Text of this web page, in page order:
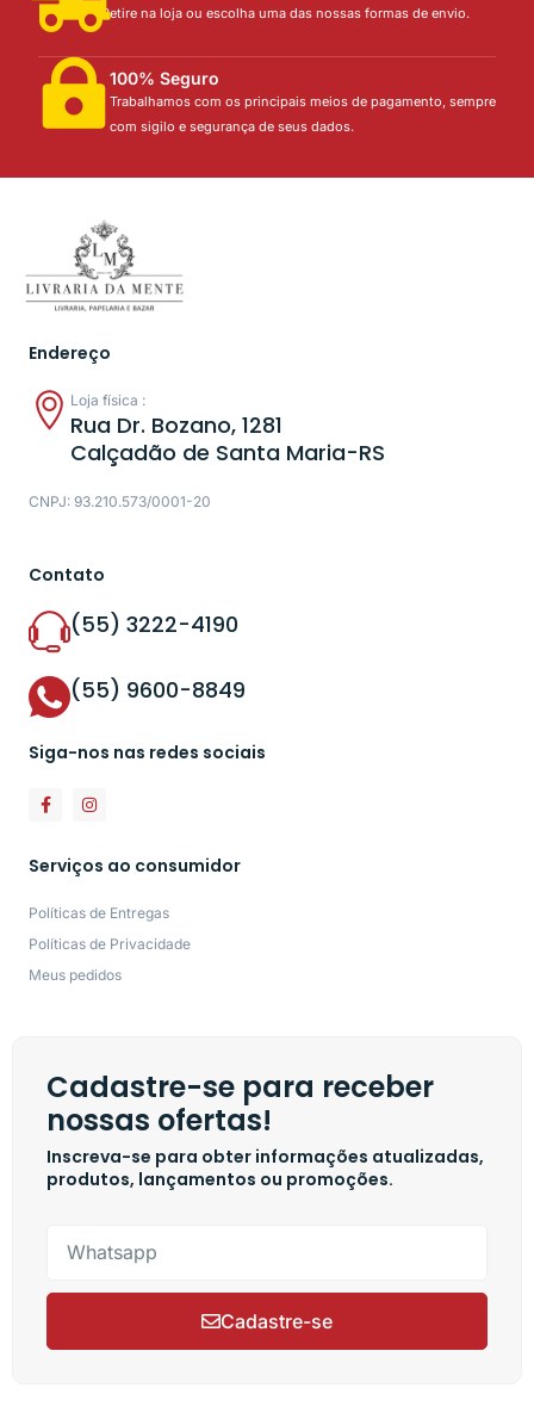
Retire na loja ou escolha uma das nossas formas de envio.
100% Seguro
Trabalhamos com os principais meios de pagamento, sempre
com sigilo e segurança de seus dados.
Endereço
Loja física :
Rua Dr. Bozano, 1281
Calçadão de Santa Maria-RS
CNPJ: 93.210.573/0001-20
Contato
(55) 3222-4190
(55) 9600-8849
Siga-nos nas redes sociais
Serviços ao consumidor
Políticas de Entregas
Políticas de Privacidade
Meus pedidos
Cadastre-se para receber
nossas ofertas!
Inscreva-se para obter informações atualizadas,
produtos, lançamentos ou promoções.
Cadastre-se